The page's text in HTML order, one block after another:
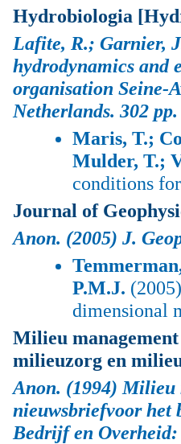
Hydrobiologia
Lafite, R.; Garnier,
hydrodynamics and
organisation Seine-
Netherlands. 302 pp.
Maris, T.;
Mulder, T.;
conditions
Journal of
Anon. (2005) J.
P.M.J.
dimensional
Milieu
milieuzorg en
Anon. (1994) Milieu
nieuwsbriefvoor het
Bedrijf en